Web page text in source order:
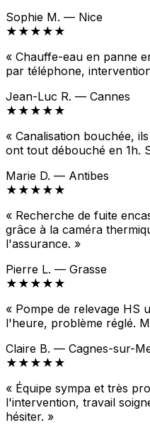
Sophie M. — Nice
★★★★★
« Chauffe-eau en panne
par téléphone,
Jean-Luc R. — Cannes
★★★★★
« Canalisation bouchée,
ont tout débouché en 1h.
Marie D. — Antibes
★★★★★
« Recherche de fuite
grâce à la caméra
l'assurance. »
Pierre L. — Grasse
★★★★★
« Pompe de relevage HS
l'heure, problème réglé.
Claire B. — Cagnes-sur-
★★★★★
« Équipe sympa et très
l'intervention, travail
hésiter. »